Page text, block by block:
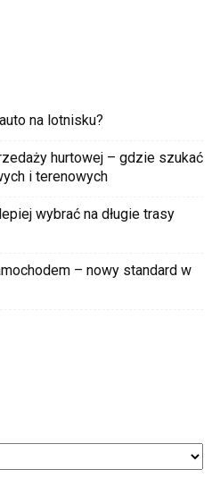
na lotnisku?
hurtowej – gdzie szukać
i terenowych
wybrać na długie trasy
– nowy standard w